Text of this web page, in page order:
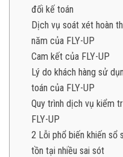
đối kế toán
Dịch vụ soát xét hoàn
năm của FLY-UP
Cam kết của FLY-UP
Lý do khách hàng sử
toán của FLY-UP
Quy trình dịch vụ kiểm
FLY-UP
2 Lỗi phổ biến khiến sổ
tồn tại nhiều sai sót